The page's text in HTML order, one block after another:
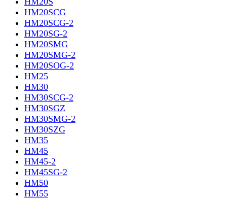
HM20SCG
HM20SCG-2
HM20SG-2
HM20SMG
HM20SMG-2
HM20SOG-2
HM25
HM30
HM30SCG-2
HM30SGZ
HM30SMG-2
HM30SZG
HM35
HM45
HM45-2
HM45SG-2
HM50
HM55